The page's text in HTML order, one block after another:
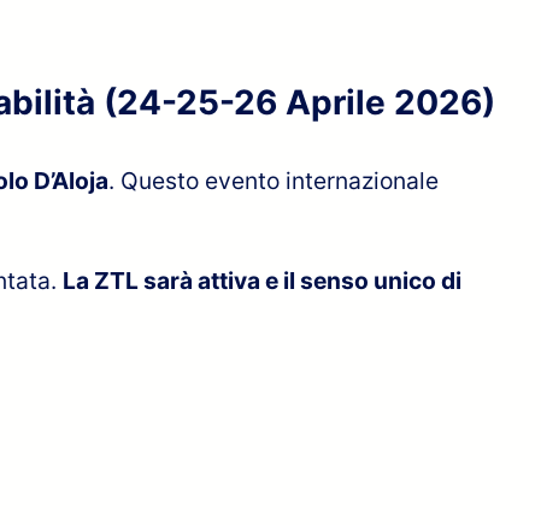
(24-25-26 Aprile 2026)
D’Aloja. Questo evento internazionale
La ZTL sarà attiva e il senso unico di